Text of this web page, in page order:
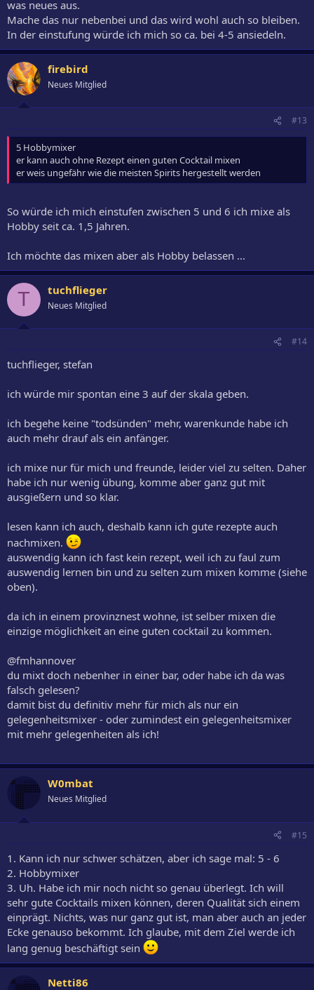
was neues aus.
Mache das nur nebenbei und das wird wohl auch so bleiben.
In der einstufung würde ich mich so ca. bei 4-5 ansiedeln.
firebird
Neues Mitglied
#13
5 Hobbymixer
er kann auch ohne Rezept einen guten Cocktail mixen
er weis ungefähr wie die meisten Spirits hergestellt werden
So würde ich mich einstufen zwischen 5 und 6 ich mixe als
Hobby seit ca. 1,5 Jahren.
Ich möchte das mixen aber als Hobby belassen ...
T tuchflieger
Neues Mitglied
#14
tuchflieger, stefan
ich würde mir spontan eine 3 auf der skala geben.
ich begehe keine "todsünden" mehr, warenkunde habe ich
auch mehr drauf als ein anfänger.
ich mixe nur für mich und freunde, leider viel zu selten. Daher
habe ich nur wenig übung, komme aber ganz gut mit
ausgießern und so klar.
lesen kann ich auch, deshalb kann ich gute rezepte auch
nachmixen.
auswendig kann ich fast kein rezept, weil ich zu faul zum
auswendig lernen bin und zu selten zum mixen komme (siehe
oben).
da ich in einem provinznest wohne, ist selber mixen die
einzige möglichkeit an eine guten cocktail zu kommen.
@fmhannover
du mixt doch nebenher in einer bar, oder habe ich da was
falsch gelesen?
damit bist du definitiv mehr für mich als nur ein
gelegenheitsmixer - oder zumindest ein gelegenheitsmixer
mit mehr gelegenheiten als ich!
W0mbat
Neues Mitglied
#15
1. Kann ich nur schwer schätzen, aber ich sage mal: 5 - 6
2. Hobbymixer
3. Uh. Habe ich mir noch nicht so genau überlegt. Ich will
sehr gute Cocktails mixen können, deren Qualität sich einem
einprägt. Nichts, was nur ganz gut ist, man aber auch an jeder
Ecke genauso bekommt. Ich glaube, mit dem Ziel werde ich
lang genug beschäftigt sein
Netti86